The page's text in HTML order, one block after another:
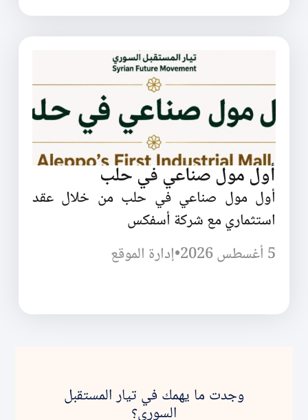
أول مول صناعي في حلب
أول مول صناعي في حلب من خلال عقد
استثماري مع شركة أسفكس
5 أغسطس 2026
•إدارة الموقع
وجدت ما يهمك في تيار المستقبل
السوري؟